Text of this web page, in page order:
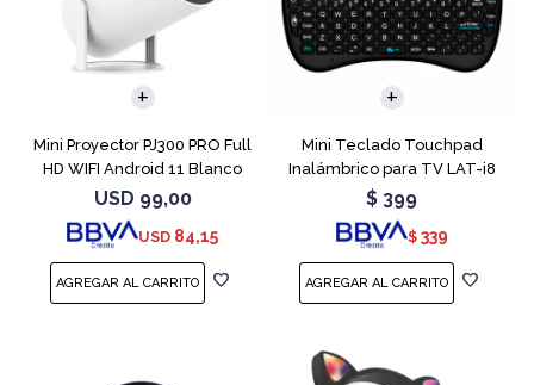
Mini Proyector PJ300 PRO Full
HD WIFI Android 11 Blanco
USD 99,00
USD 84,15
Mini Teclado Touchpad
Inalámbrico para TV LAT-i8
$ 399
$ 339